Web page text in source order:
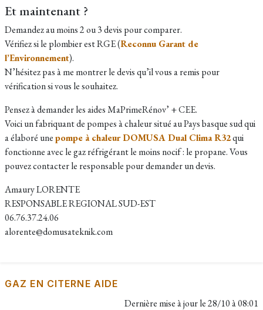
Et maintenant ?
Demandez au moins 2 ou 3 devis pour comparer.
Vérifiez si le plombier est RGE (Reconnu Garant de
l’Environnement).
N’hésitez pas à me montrer le devis qu’il vous a remis pour
vérification si vous le souhaitez.
Pensez à demander les aides MaPrimeRénov’ + CEE.
Voici un fabriquant de pompes à chaleur situé au Pays basque sud qui
a élaboré unepompe à chaleur DOMUSA Dual Clima R32qui
fonctionne avec le gaz réfrigérant le moins nocif : le propane. Vous
pouvez contacter le responsable pour demander un devis.​
Amaury LORENTE
RESPONSABLE REGIONAL SUD-EST
06.76.37.24.06
alorente@domusateknik.com
GAZ EN CITERNE AIDE
Dernière mise à jour le28/10 à 08:01